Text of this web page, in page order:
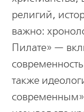
религий,
важно:
Пилате» —
также